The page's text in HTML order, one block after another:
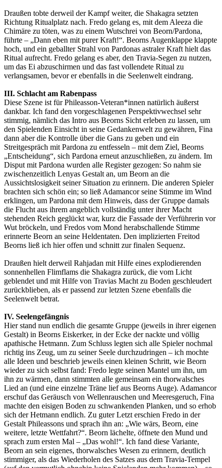
Draußen tobte derweil der Kampf weiter, die Shakagra setzten
Richtung Ritualplatz nach. Fredo gelang es, mit dem Aleeza die
Chimäre zu töten, was zu einem Wutschrei von Beorn/Pardona,
führte – „Dann eben mit purer Kraft!“. Beorns Augenklappe klappte
hoch, und ein geballter Strahl von Pardonas astraler Kraft hielt das
Ritual aufrecht. Fredo gelang es aber, den Travia-Segen zu nutzen,
um das Ei abzuschirmen und das fast vollendete Ritual zu
verlangsamen, bevor er ebenfalls in die Seelenwelt eindrang.
III. Schlacht am Rabenpass
Diese Szene ist für Phileasson-Veteran*innen natürlich äußerst
dankbar. Ich fand den vorgeschlagenen Perspektivwechsel sehr
stimmig, nämlich das Intro aus Beorns Sicht erleben zu lassen, um
den Spielenden Einsicht in seine Gedankenwelt zu gewähren, Fina
dann aber die Kontrolle über die Gans zu geben und ein
Streitgespräch mit Pardona zu entfesseln – mit dem Ziel, Beorns
„Entscheidung“, sich Pardona erneut anzuschließen, zu ändern. Im
Disput mit Pardona wurden alle Register gezogen: So nahm sie
zwischenzeitlich Lenyas Gestalt an, um Beorn an die
Aussichtslosigkeit seiner Situation zu erinnern. Die anderen Spieler
brachten sich schön ein; so ließ Adamancor seine Stimme im Wind
erklingen, um Pardona mit dem Hinweis, dass der Gruppe damals
die Flucht aus ihrem angeblich vollständig unter ihrer Macht
stehenden Reich geglückt war, kurz die Fassade der Verführerin vor
Wut bröckeln, und Fredos vom Mond herabschallende Stimme
erinnerte Beorn an seine Heldentaten. Den implizierten Freitod
Beorns ließ ich hier offen und schnitt zur finalen Sequenz.
Draußen hielt derweil Rahjadan mit Hilfe eines explodierenden
sonnenhellen Flimflams die Shakagra zurück, die vom Licht
geblendet und mit Hilfe von Travias Macht zu Boden geschleudert
zurückblieben, als er passend zur letzten Szene ebenfalls die
Seelenwelt betrat.
IV. Seelengefängnis
Hier stand nun endlich die gesamte Gruppe (jeweils in ihrer eigenen
Gestalt) in Beorns Eiskerker, in der Ecke der nackte und völlig
apathische Hetmann. Zum Schluss legten sich alle Spieler nochmal
richtig ins Zeug, um zu seiner Seele durchzudringen – ich mochte
alle Ideen und beschrieb jeweils einen kleinen Schritt, wie Beorn
wieder zu sich selbst fand: Fredo legte seinen Mantel um ihn, um
ihn zu wärmen, dann stimmten alle gemeinsam ein thorwalsches
Lied an (und eine einzelne Träne lief aus Beorns Auge). Adamancor
erschuf das Geräusch von Wellenrauschen und Meeresgeruch, Fina
machte den eisigen Boden zu schwankenden Planken, und so erhob
sich der Hetmann endlich. Zu guter Letzt erschien Fredo in der
Gestalt Phileassons und sprach ihn an: „Wie wärs, Beorn, eine
weitere, letzte Wettfahrt?“. Beorn lächelte, öffnete den Mund und
sprach zum ersten Mal – „Das wohl!“. Ich fand diese Variante,
Beorn an sein eigenes, thorwalsches Wesen zu erinnern, deutlich
stimmiger, als das Wiederholen des Satzes aus dem Travia-Tempel